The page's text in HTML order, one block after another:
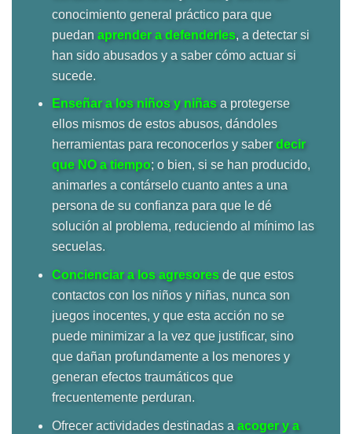
conocimiento general práctico para que
puedan aprender a defenderles, a detectar si
han sido abusados y a saber cómo actuar si
sucede.
Enseñar a los niños y niñasa protegerse
ellos mismos de estos abusos, dándoles
herramientas para reconocerlos y saber decir
que NO a tiempo; o bien, si se han producido,
animarles a contárselo cuanto antes a una
persona de su confianza para que le dé
solución al problema, reduciendo al mínimo las
secuelas.
Concienciar a los agresoresde que estos
contactos con los niños y niñas, nunca son
juegos inocentes, y que esta acción no se
puede minimizar a la vez que justificar, sino
que dañan profundamente a los menores y
generan efectos traumáticos que
frecuentemente perduran.
Ofrecer actividades destinadas a acoger y a